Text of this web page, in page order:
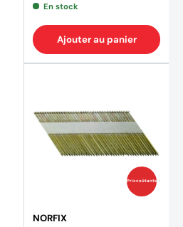
En stock
Ajouter au panier
Prix coûtants
NORFIX